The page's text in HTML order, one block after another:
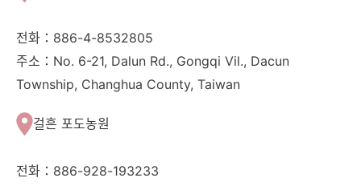
전화：886-4-8532805
주소：No. 6-21, Dalun Rd., Gongqi Vil., Dacun
Township, Changhua County, Taiwan
걸흔 포도농원
전화：886-928-193233